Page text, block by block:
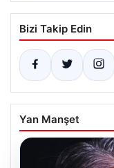
Bizi Takip Edin
Yan Manşet